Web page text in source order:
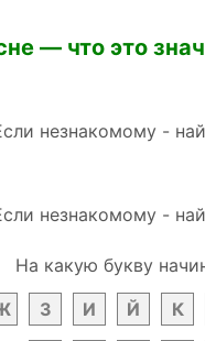
— что это
незнакомому -
незнакомому -
На какую букву
З И Й К